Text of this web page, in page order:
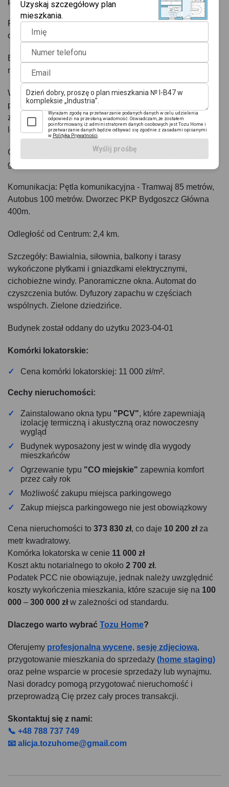
Uzyskaj szczegółowy plan
mieszkania.
Imię
Numer telefonu
Email
Wyrażam zgodę na przetwarzanie podanych danych w celu udzielenia
odpowiedzi na przesłaną wiadomość. Oświadczam, że zostałem
poinformowany, iż: administratorem danych osobowych jest Tozu Home i
przetwarzanie danych będzie odbywać się zgodnie z zasadami opisanymi
w Polityka Prywatności.
Wyślij prośbę
Przynależności: Mieszkania będą posiadać własne
ogródki, tarasy lub balkony.
Bezpieczeństwo: Domofon, System Smart Home,
monitoring osiedla.
Wielkość Projektu: W pierwszym etapie inwestycji
powstanie 5 pięciopiętrowych budynków wielorodzinnych,
znajdować się w nich będą 89 lokale mieszkalne oraz
lokale użytkowe.
Garaże: W inwestycji dostępna będzie podziemna hala
garażowa.
Komunikacja: Pętla komunikacyjna - Tramwaj 85 metrów,
Autobus 100 metrów. Dworzec PKP Bydgoszcz Główna
400m.
Odległość od Centrum: 2,4 km.
Szczegóły: Bawialnia, siłownia, balkony i tarasy
wykończone płytkami i gniazdkami elektrycznymi,
cichobieżne windy. Panoramiczne okna. Automat do
czyszczenia butów. Dyfuzory zapachu w częściach
wspólnych. Zielone dziedzińce.
Budynek został oddany do użytku 2023-04-01
Komórki lokatorskie:
Cena komórki lokatorskiej: 11 000 zł/m².
Cechy nieruchomości:
Zainstalowano okna typu "PCV", które zapewniają
izolację termiczną i akustyczną oraz nowoczesny
wygląd
Budynek wyposażony jest w windę dla wygody
mieszkańców
Ogrzewanie typu "CO miejskie" zapewnia komfort
przez cały rok
Możliwość zakupu miejsca parkingowego
Zakup miejsca parkingowego nie jest obowiązkowy
Cena nieruchomości to 373 830 zł, co daje 10 200 złza
metr kwadratowy.
Komórka lokatorska w cenie 11 000 zł
Koszt aktu notarialnego to około 2 700 zł.
Podatek PCC nie obowiązuje, jednak należy uwzględnić
koszty wykończenia mieszkania, które szacuje się na 100
000 – 300 000 złw zależności od standardu.
Dlaczego warto wybrać Tozu Home?
Oferujemy profesjonalną wycenę, sesję zdjęciową,
przygotowanie mieszkania do sprzedaży (home staging)
oraz pełne wsparcie w procesie sprzedaży lub wynajmu.
Nasi doradcy pomogą przygotować nieruchomość i
przeprowadzą Cię przez cały proces transakcji.
Skontaktuj się z nami:
📞 +48 788 737 749
📧 alicja.tozuhome@gmail.com